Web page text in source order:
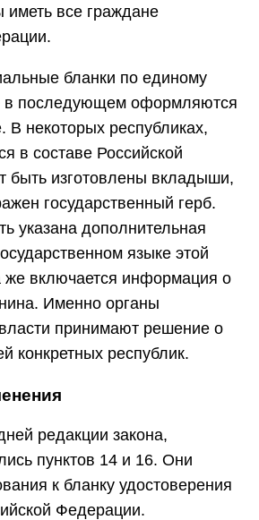
иметь все граждане
бланки по единому
в последующем оформляются
В некоторых республиках,
в составе Российской
быть изготовлены вкладыши,
государственный герб.
указана дополнительная
языке этой
же включается информация о
Именно органы
принимают решение о
конкретных республик.
редакции закона,
пунктов 14 и 16. Они
к бланку удостоверения
Федерации.